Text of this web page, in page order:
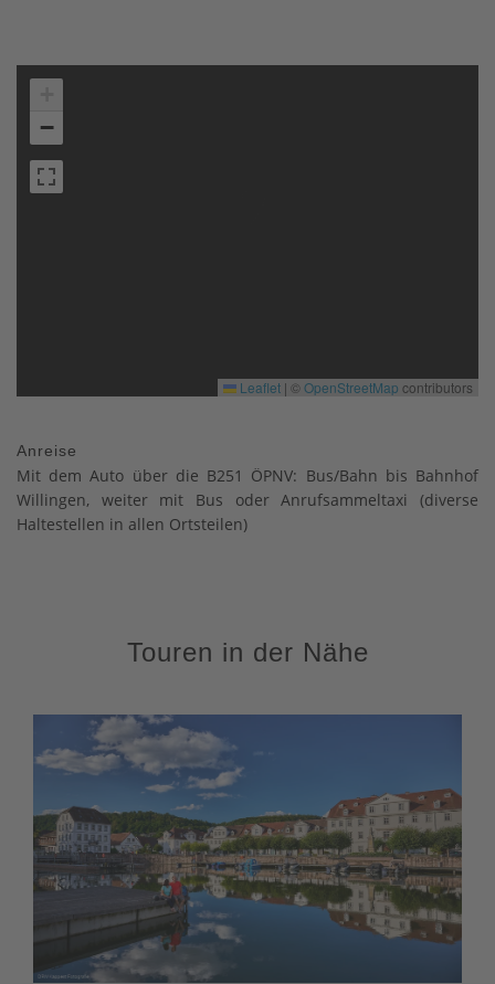
−
Leaflet | ©OpenStreetMap contributors
Anreise
Mit dem Auto über die B251 ÖPNV: Bus/Bahn bis Bahnhof
Willingen, weiter mit Bus oder Anrufsammeltaxi (diverse
Haltestellen in allen Ortsteilen)
Touren in der Nähe